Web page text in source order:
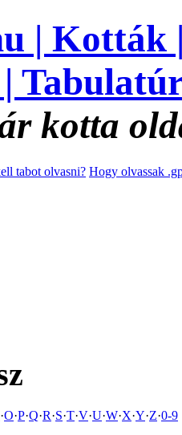
kotta
tabot olvasni? Hogy olvassak
·O·P·Q·R·S·T·V·U·W·X·Y·Z·0-9